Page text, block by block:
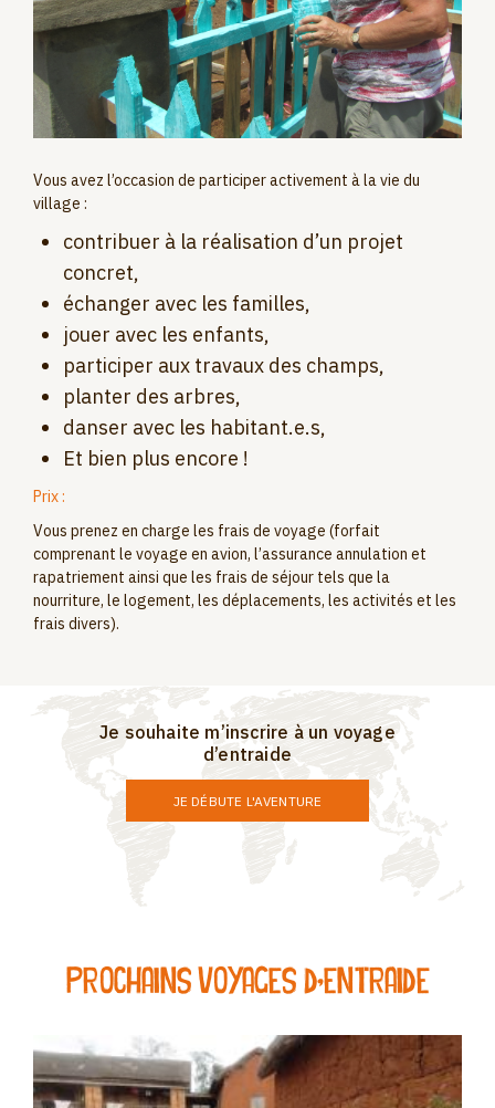
Vous avez l’occasion de participer activement à la vie du
village :
contribuer à la réalisation d’un projet
concret,
échanger avec les familles,
jouer avec les enfants,
participer aux travaux des champs,
planter des arbres,
danser avec les habitant.e.s,
Et bien plus encore !
Prix :
Vous prenez en charge les frais de voyage (forfait
comprenant le voyage en avion, l’assurance annulation et
rapatriement ainsi que les frais de séjour tels que la
nourriture, le logement, les déplacements, les activités et les
frais divers).
Je souhaite m’inscrire à un voyage
d’entraide
JE DÉBUTE L'AVENTURE
Prochains voyages d’entraide